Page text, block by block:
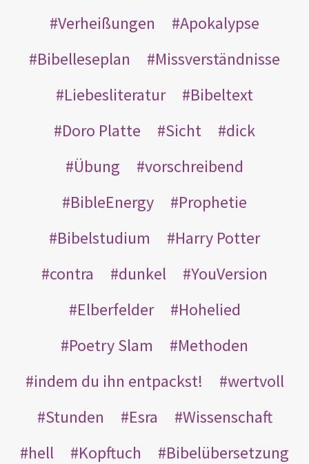
Verheißungen
Apokalypse
Bibelleseplan
Missverständnisse
Liebesliteratur
Bibeltext
Doro Platte
Sicht
dick
Übung
vorschreibend
BibleEnergy
Prophetie
Bibelstudium
Harry Potter
contra
dunkel
YouVersion
Elberfelder
Hohelied
Poetry Slam
Methoden
indem du ihn entpackst!
wertvoll
Stunden
Esra
Wissenschaft
hell
Kopftuch
Bibelübersetzung